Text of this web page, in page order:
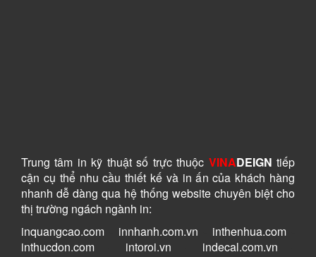
Trung tâm in kỹ thuật số trực thuộc VINADEIGN tiếp
cận cụ thể nhu cầu thiết kế và in ấn của khách hàng
nhanh dễ dàng qua hệ thống website chuyên biệt cho
thị trường ngách ngành in:
inquangcao.com
innhanh.com.vn inthenhua.com-
inthucdon.com
intoroi.vn indecal.com.vn